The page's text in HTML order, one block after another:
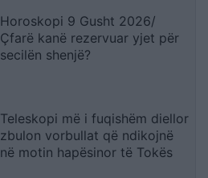
Horoskopi 9 Gusht 2026/
Çfarë kanë rezervuar yjet për
secilën shenjë?
Teleskopi më i fuqishëm diellor
zbulon vorbullat që ndikojnë
në motin hapësinor të Tokës